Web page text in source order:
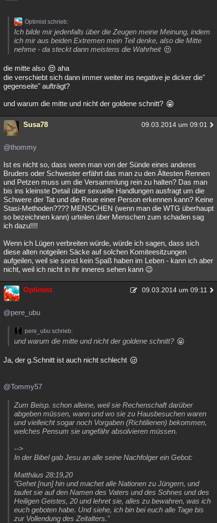
Optimist schrieb:
Ich bilde mir jedenfalls über die Zeugen meine Meinung, indem
ich mir aus beiden Extremen mein Teil denke, also die Mitte
nehme - da steckt dann meistens die Wahrheit
die mitte also
aha
die verschiebt sich dann immer weiter ins negative je dicker die"
gegenseite" aufträgt?
und warum die mitte und nicht der goldene schnitt?
Susa78 09.03.2014 um 09:01
@thommy
Ist es nicht so, dass wenn man von der Sünde eines anderes
Bruders oder Schwester erfährt das man zu den Ältesten Rennen
und Petzen muss um die Versammlung rein zu halten? Das man
bis ins kleinste Detail über sexuelle Handlungen ausfragt um die
Schwere der Tat und die Reue einer Person erkennen kann? Keine
Stasi-Methoden???? MENSCHEN (wenn man die WTG überhaupt
so bezeichnen kann) urteilen über Menschen zum schaden sag
ich dazu!!!!
Wenn ich Lügen verbreiten würde, würde ich sagen, dass sich
diese alten notgeilen Säcke auf solchen Komiteesitzungen
aufgeilen, weil sie sonst kein Spaß haben im Leben - kann ich aber
nicht, weil ich nicht in ihr inneres sehen kann 😉
Optimist 09.03.2014 um 09:11
@pere_ubu
pere_ubu schrieb:
und warum die mitte und nicht der goldene schnitt?
Ja, der g.Schnitt ist auch nicht schlecht
@Tommy57
Zum Beisp. schon alleine, weil sie Rechenschaft darüber
abgeben müssen, wann und wo sie zu Hausbesuchen waren
und vielleicht sogar noch Vorgaben (Richtilienen) bekommen,
welches Pensum sie ungefähr absolvieren müssen.
-->
In der Bibel gab Jesu an alle seine Nachfolger ein Gebot:
Matthäus 28:19,20
"Gehet [nun] hin und machet alle Nationen zu Jüngern, und
taufet sie auf den Namen des Vaters und des Sohnes und des
Heiligen Geistes, 20 und lehret sie, alles zu bewahren, was ich
euch geboten habe. Und siehe, ich bin bei euch alle Tage bis
zur Vollendung des Zeitalters."